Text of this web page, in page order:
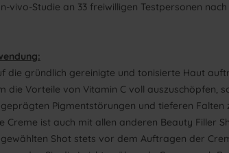
vivo-Studie an 33 freiwilligen Testpersonen
die gründlich gereinigte und tonisierte Haut
die Vorteile von Vitamin C voll auszuschöpfen,
Pigmentstörungen und tieferen
Creme ist auch mit allen anderen Beauty Filler
Shot stets vor dem Auftragen der